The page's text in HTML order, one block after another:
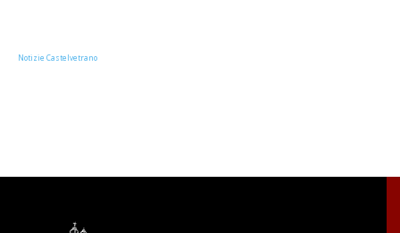
Notizie Castelvetrano